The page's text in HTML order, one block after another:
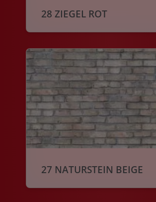
28 ZIEGEL ROT
27 NATURSTEIN BEIGE